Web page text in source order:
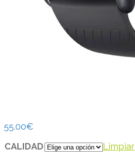
55.00€
CALIDAD
Limpiar